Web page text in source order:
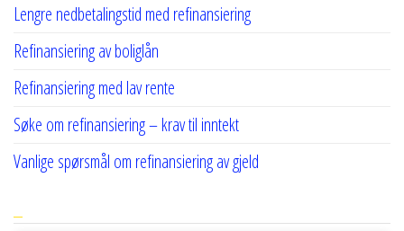
Lengre nedbetalingstid med refinansiering
Refinansiering av boliglån
Refinansiering med lav rente
Søke om refinansiering – krav til inntekt
Vanlige spørsmål om refinansiering av gjeld